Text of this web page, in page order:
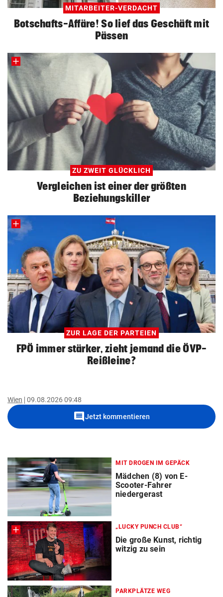
MITARBEITER-VERDACHT
Botschafts-Affäre! So lief das Geschäft mit
Pässen
ZU ZWEIT GLÜCKLICH
Vergleichen ist einer der größten
Beziehungskiller
ZUR LAGE DER PARTEIEN
FPÖ immer stärker, zieht jemand die ÖVP-
Reißleine?
Wien 09.08.2026 09:48
commentJetzt kommentieren
MIT DROGEN IM GEPÄCK
Mädchen (8) von E-
Scooter-Fahrer
niedergerast
„LUCKY PUNCH CLUB“
Die große Kunst, richtig
witzig zu sein
PARKPLÄTZE WEG